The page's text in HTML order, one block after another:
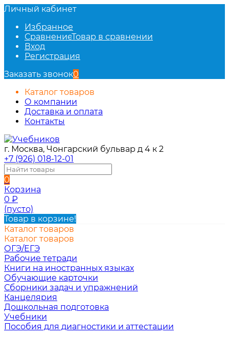
Личный кабинет
Избранное
СравнениеТовар в сравнении
Вход
Регистрация
Заказать звонок0
Каталог товаров
О компании
Доставка и оплата
Контакты
г. Москва, Чонгарский бульвар д 4 к 2
+7 (926) 018-12-01
0
Корзина
0 ₽
(пусто)
Товар в корзине!
Каталог товаров
Каталог товаров
ОГЭ/ЕГЭ
Рабочие тетради
Книги на иностранных языках
Обучающие карточки
Сборники задач и упражнений
Канцелярия
Дошкольная подготовка
Учебники
Пособия для диагностики и аттестации